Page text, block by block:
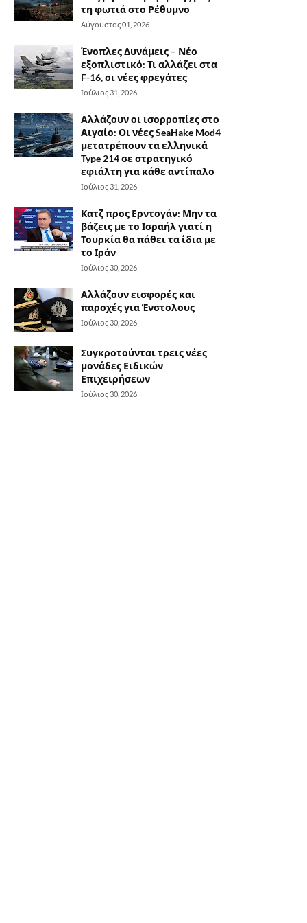
τη φωτιά στο Ρέθυμνο
Αύγουστος 01, 2026
Ένοπλες Δυνάμεις – Νέο
εξοπλιστικό: Τι αλλάζει στα
F-16, οι νέες φρεγάτες
Ιούλιος 31, 2026
Αλλάζουν οι ισορροπίες στο
Αιγαίο: Οι νέες SeaHake Mod4
μετατρέπουν τα ελληνικά
Type 214 σε στρατηγικό
εφιάλτη για κάθε αντίπαλο
Ιούλιος 31, 2026
Κατζ προς Ερντογάν: Μην τα
βάζεις με το Ισραήλ γιατί η
Τουρκία θα πάθει τα ίδια με
το Ιράν
Ιούλιος 30, 2026
Αλλάζουν εισφορές και
παροχές για Ένστολους
Ιούλιος 30, 2026
Συγκροτούνται τρεις νέες
μονάδες Ειδικών
Επιχειρήσεων
Ιούλιος 30, 2026